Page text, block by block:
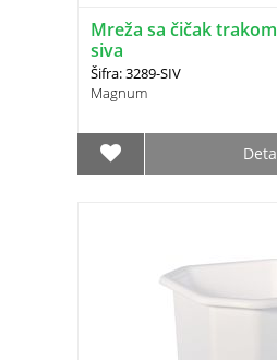
Mreža sa čičak
siva
Šifra: 3289-SIV
Magnum